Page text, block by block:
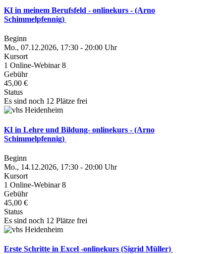
KI in meinem Berufsfeld - onlinekurs - (Arno
Schimmelpfennig)
Beginn
Mo., 07.12.2026, 17:30 - 20:00 Uhr
Kursort
1 Online-Webinar 8
Gebühr
45,00 €
Status
Es sind noch 12 Plätze frei
KI in Lehre und Bildung- onlinekurs - (Arno
Schimmelpfennig)
Beginn
Mo., 14.12.2026, 17:30 - 20:00 Uhr
Kursort
1 Online-Webinar 8
Gebühr
45,00 €
Status
Es sind noch 12 Plätze frei
Erste Schritte in Excel -onlinekurs (Sigrid Müller)